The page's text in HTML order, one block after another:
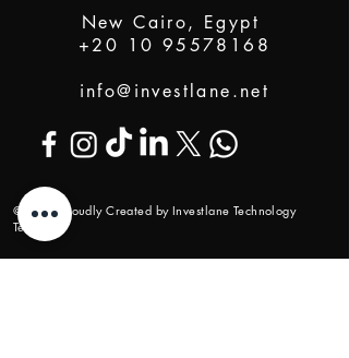
New Cairo, Egypt
+20 10 95578168
info@investlane.net
@2024 Proudly Created by Investlane Technology
Team